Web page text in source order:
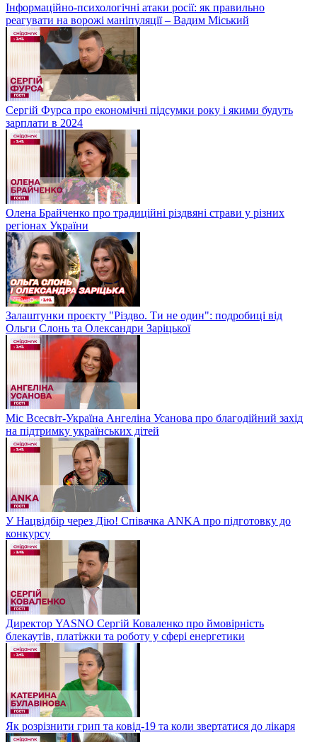
Інформаційно-психологічні атаки росії: як правильно
реагувати на ворожі маніпуляції – Вадим Міський
Сергій Фурса про економічні підсумки року і якими будуть
зарплати в 2024
Олена Брайченко про традиційні різдвяні страви у різних
регіонах України
Залаштунки проєкту "Різдво. Ти не один": подробиці від
Ольги Слонь та Олександри Заріцької
Міс Всесвіт-Україна Ангеліна Усанова про благодійний захід
на підтримку українських дітей
У Нацвідбір через Дію! Співачка ANKA про підготовку до
конкурсу
Директор YASNO Сергій Коваленко про ймовірність
блекаутів, платіжки та роботу у сфері енергетики
Як розрізнити грип та ковід-19 та коли звертатися до лікаря